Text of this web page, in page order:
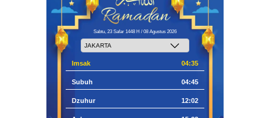
Sabtu, 23 Safar 1448 H / 08 Agustus 2026
Imsak 04:35
Subuh 04:45
Dzuhur 12:02